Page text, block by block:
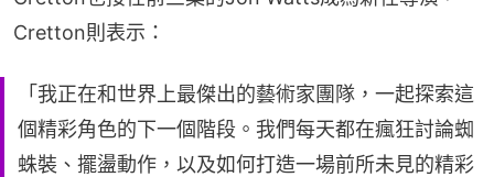
Cretton則表示：
「我正在和世界上最傑出的藝術家團隊，一起探索這
個精彩角色的下一個階段。我們每天都在瘋狂討論蜘
蛛裝、擺盪動作，以及如何打造一場前所未見的精彩